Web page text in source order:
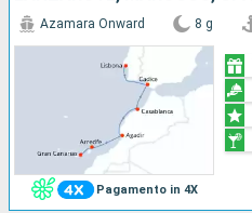
Pagamento in 4X
Azamara Onward 8 g